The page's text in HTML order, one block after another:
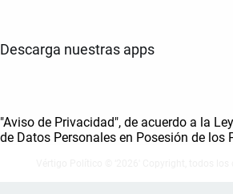
Descarga nuestras apps
"Aviso de Privacidad", de acuerdo a la
de Datos Personales en Posesión de los